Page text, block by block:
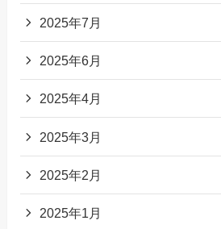
2025年7月
2025年6月
2025年4月
2025年3月
2025年2月
2025年1月